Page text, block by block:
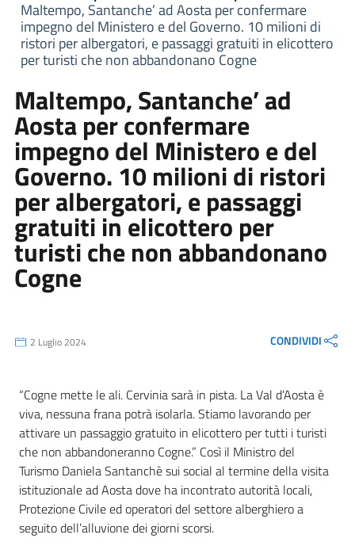
Maltempo, Santanche’ ad Aosta per confermare
impegno del Ministero e del Governo. 10 milioni di
ristori per albergatori, e passaggi gratuiti in elicottero
per turisti che non abbandonano Cogne
Maltempo, Santanche’ ad
Aosta per confermare
impegno del Ministero e del
Governo. 10 milioni di ristori
per albergatori, e passaggi
gratuiti in elicottero per
turisti che non abbandonano
Cogne
2 Luglio 2024 CONDIVIDI
“Cogne mette le ali. Cervinia sarà in pista. La Val d’Aosta è
viva, nessuna frana potrà isolarla. Stiamo lavorando per
attivare un passaggio gratuito in elicottero per tutti i turisti
che non abbandoneranno Cogne.” Così il Ministro del
Turismo Daniela Santanchè sui social al termine della visita
istituzionale ad Aosta dove ha incontrato autorità locali,
Protezione Civile ed operatori del settore alberghiero a
seguito dell’alluvione dei giorni scorsi.